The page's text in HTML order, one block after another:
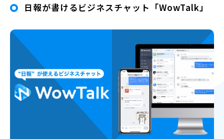
日報が書けるビジネスチャット「WowTalk」